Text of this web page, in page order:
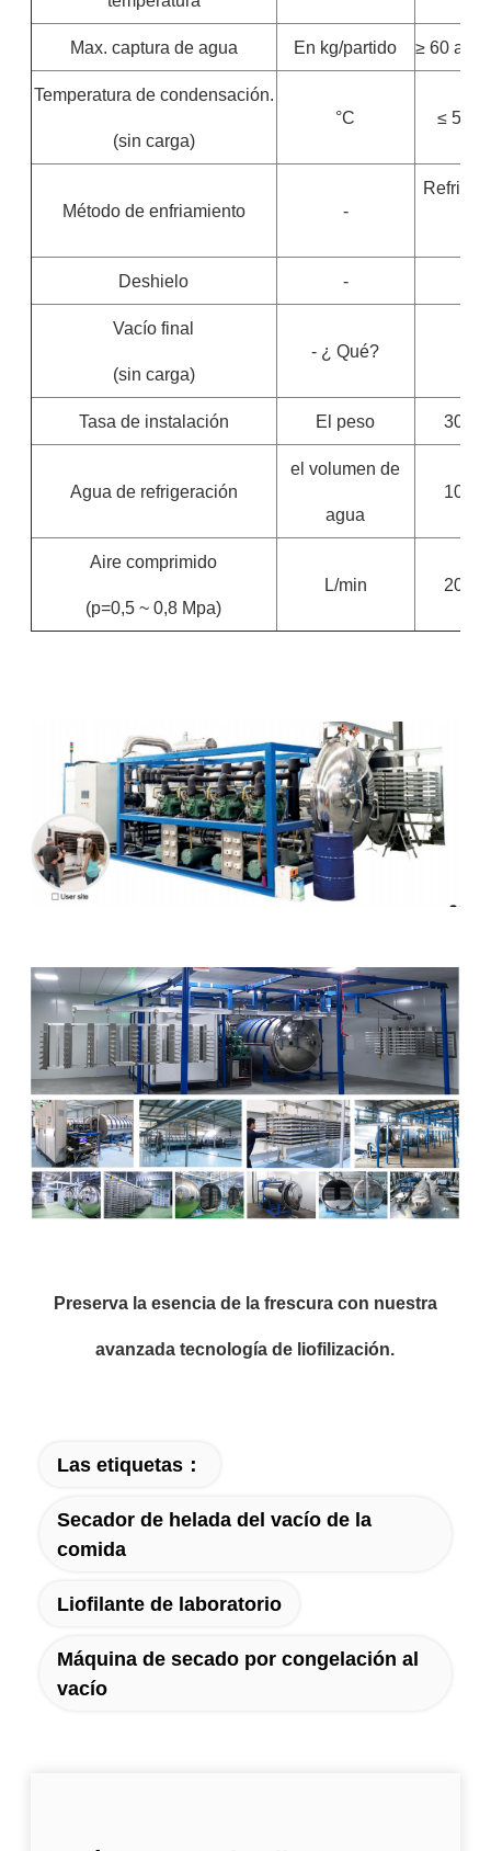
Max. captura de agua En kg/partido ≥ 60
Temperatura de condensación.
(sin carga)
°C ≤ 50
Método de enfriamiento -
Deshielo -
Vacío final
(sin carga)
- ¿ Qué?
Tasa de instalación El peso 30
Agua de refrigeración
el volumen de
agua
10
Aire comprimido
(p=0,5 ~ 0,8 Mpa)
L/min 20
Preserva la esencia de la frescura con nuestra
avanzada tecnología de liofilización.
Las etiquetas：
Secador de helada del vacío de la
comida
Liofilante de laboratorio
Máquina de secado por congelación al
vacío